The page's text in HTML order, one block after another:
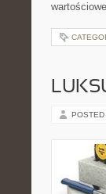
POSTED